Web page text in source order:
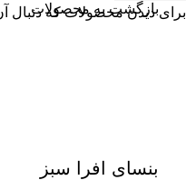
بازگشت به محصولات
بنسای افرا سبز
برای دیدن محصولات که دنبال